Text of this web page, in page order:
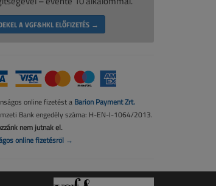
A VGF&HKL ELŐFIZETÉS →
online fizetést a Barion Payment Zrt.
Bank engedély száma: H-EN-I-1064/2013.
nem jutnak el.
online fizetésről →